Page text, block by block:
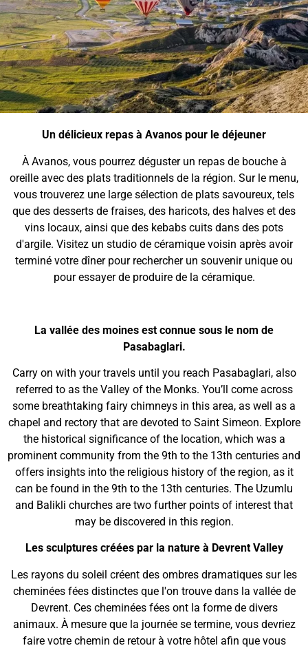
Un délicieux repas à Avanos pour le déjeuner
À Avanos, vous pourrez déguster un repas de bouche à
oreille avec des plats traditionnels de la région. Sur le menu,
vous trouverez une large sélection de plats savoureux, tels
que des desserts de fraises, des haricots, des halves et des
vins locaux, ainsi que des kebabs cuits dans des pots
d'argile. Visitez un studio de céramique voisin après avoir
terminé votre dîner pour rechercher un souvenir unique ou
pour essayer de produire de la céramique.
La vallée des moines est connue sous le nom de
Pasabaglari.
Carry on with your travels until you reach Pasabaglari, also
referred to as the Valley of the Monks. You’ll come across
some breathtaking fairy chimneys in this area, as well as a
chapel and rectory that are devoted to Saint Simeon. Explore
the historical significance of the location, which was a
prominent community from the 9th to the 13th centuries and
offers insights into the religious history of the region, as it
can be found in the 9th to the 13th centuries. The Uzumlu
and Balikli churches are two further points of interest that
may be discovered in this region.
Les sculptures créées par la nature à Devrent Valley
Les rayons du soleil créent des ombres dramatiques sur les
cheminées fées distinctes que l'on trouve dans la vallée de
Devrent. Ces cheminées fées ont la forme de divers
animaux. À mesure que la journée se termine, vous devriez
faire votre chemin de retour à votre hôtel afin que vous